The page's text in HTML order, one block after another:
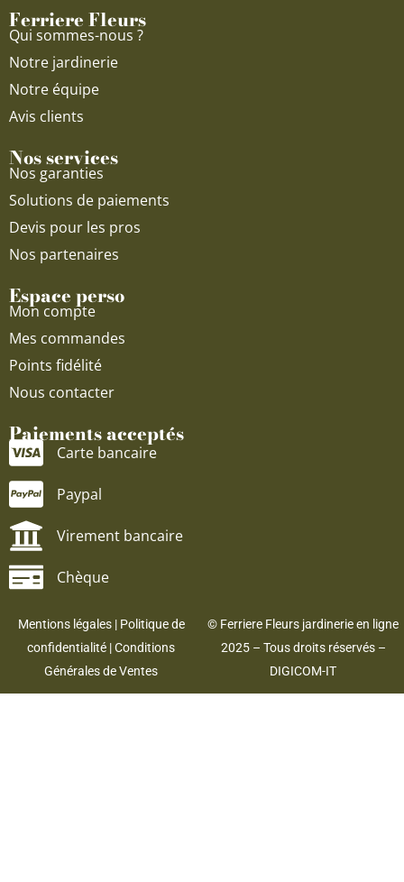
Ferriere Fleurs
Qui sommes-nous ?
Notre jardinerie
Notre équipe
Avis clients
Nos services
Nos garanties
Solutions de paiements
Devis pour les pros
Nos partenaires
Espace perso
Mon compte
Mes commandes
Points fidélité
Nous contacter
Paiements acceptés
Carte bancaire
Paypal
Virement bancaire
Chèque
Mentions légales| Politique de
confidentialité |Conditions
Générales de Ventes
© Ferriere Fleurs jardinerie en ligne
2025 – Tous droits réservés –
DIGICOM-IT